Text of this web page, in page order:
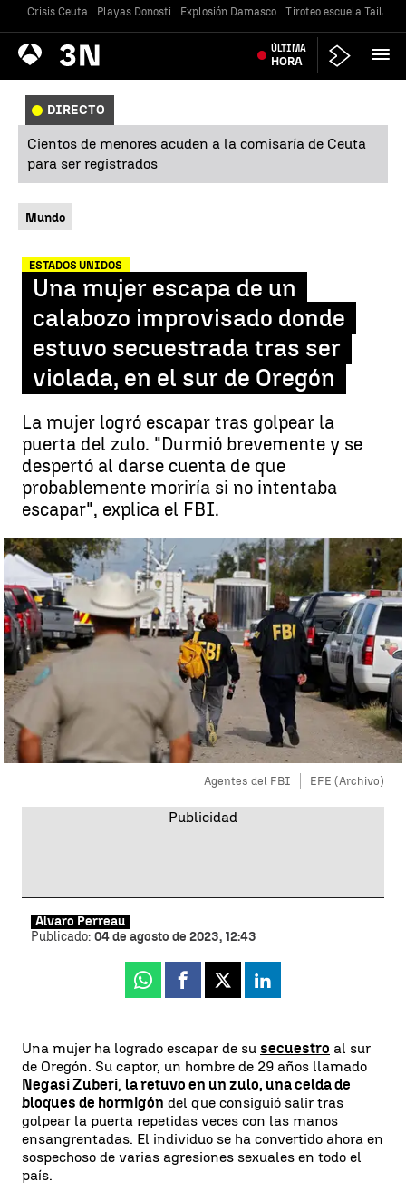
Crisis Ceuta Playas Donosti Explosión Damasco Tiroteo escuela
Antena
3 Noticias ÚLTIMA
HORA
DIRECTO
Cientos de menores acuden a la comisaría de Ceuta
para ser registrados
Mundo
ESTADOS UNIDOS
Una mujer escapa de un
calabozo improvisado donde
estuvo secuestrada tras ser
violada, en el sur de Oregón
La mujer logró escapar tras golpear la
puerta del zulo. "Durmió brevemente y se
despertó al darse cuenta de que
probablemente moriría si no intentaba
escapar", explica el FBI.
Agentes del FBI EFE (Archivo)
Álvaro Perreau
Publicado: 04 de agosto de 2023, 12:43
Whatsapp
Facebook
X Linkedin
Una mujer ha logrado escapar de su secuestro al sur
de Oregón. Su captor, un hombre de 29 años llamado
Negasi Zuberi, la retuvo en un zulo, una celda de
bloques de hormigón del que consiguió salir tras
golpear la puerta repetidas veces con las manos
ensangrentadas. El individuo se ha convertido ahora en
sospechoso de varias agresiones sexuales en todo el
país.